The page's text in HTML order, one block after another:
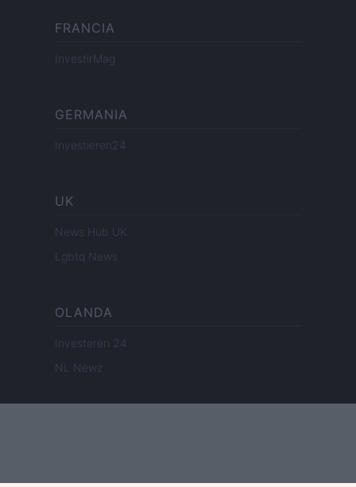
FRANCIA
InvestirMag
GERMANIA
Investieren24
UK
News Hub UK
Lgbtq News
OLANDA
Investeren 24
NL Newz